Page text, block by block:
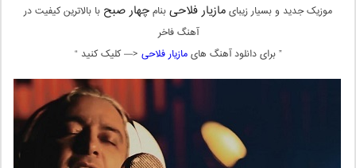
موزیک جدید و بسیار زیبایمازیار فلاحیبنامچهار صبح با بالاترین کیفیت در
آهنگ فاخر
” برای دانلود آهنگ هایمازیار فلاحی <— کلیک کنید “